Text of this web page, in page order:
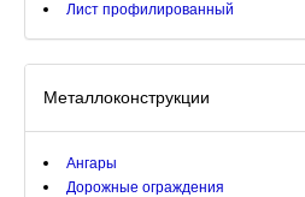
Лист профилированный
Металлоконструкции
Ангары
Дорожные ограждения